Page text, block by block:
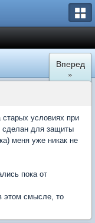
Вперед
»
условиях при
сделан для защиты
меня уже никак не
пока от
этом смысле, то